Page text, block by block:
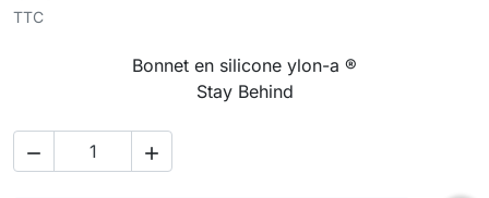
TTC
Bonnet en silicone ylon-a ®
Stay Behind
 